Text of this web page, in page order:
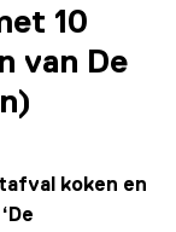
10
van De
koken en
‘De